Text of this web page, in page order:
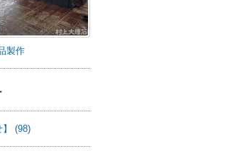
製作
】 (98)